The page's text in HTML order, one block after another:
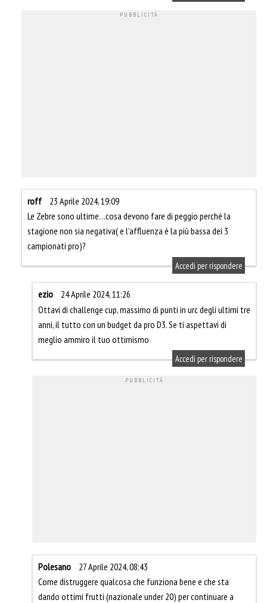
roff
23 Aprile 2024, 19:09
Le Zebre sono ultime…cosa devono fare di peggio perché la
stagione non sia negativa( e l’affluenza è la più bassa dei 3
campionati pro)?
Accedi per rispondere
ezio
24 Aprile 2024, 11:26
Ottavi di challenge cup, massimo di punti in urc degli ultimi tre
anni, il tutto con un budget da pro D3. Se ti aspettavi di
meglio ammiro il tuo ottimismo
Accedi per rispondere
Polesano
27 Aprile 2024, 08:43
Come distruggere qualcosa che funziona bene e che sta
dando ottimi frutti (nazionale under 20) per continuare a